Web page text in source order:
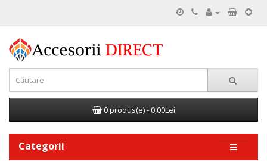
0 produs(e) - 0,00Lei
Categorii